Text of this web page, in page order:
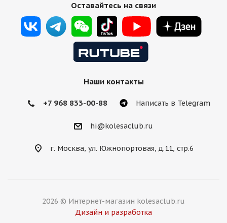
Есть в наличии (20)
Подробнее
HMD 7019 8j-18 5*112 ET35 d66,5 S
Оставайтесь на связи
Наши контакты
+7 968 833-00-88 Написать в Telegram
hi@kolesaclub.ru
г. Москва, ул. Южнопортовая, д.11, стр.6
2026 © Интернет-магазин kolesaclub.ru
Дизайн и разработка